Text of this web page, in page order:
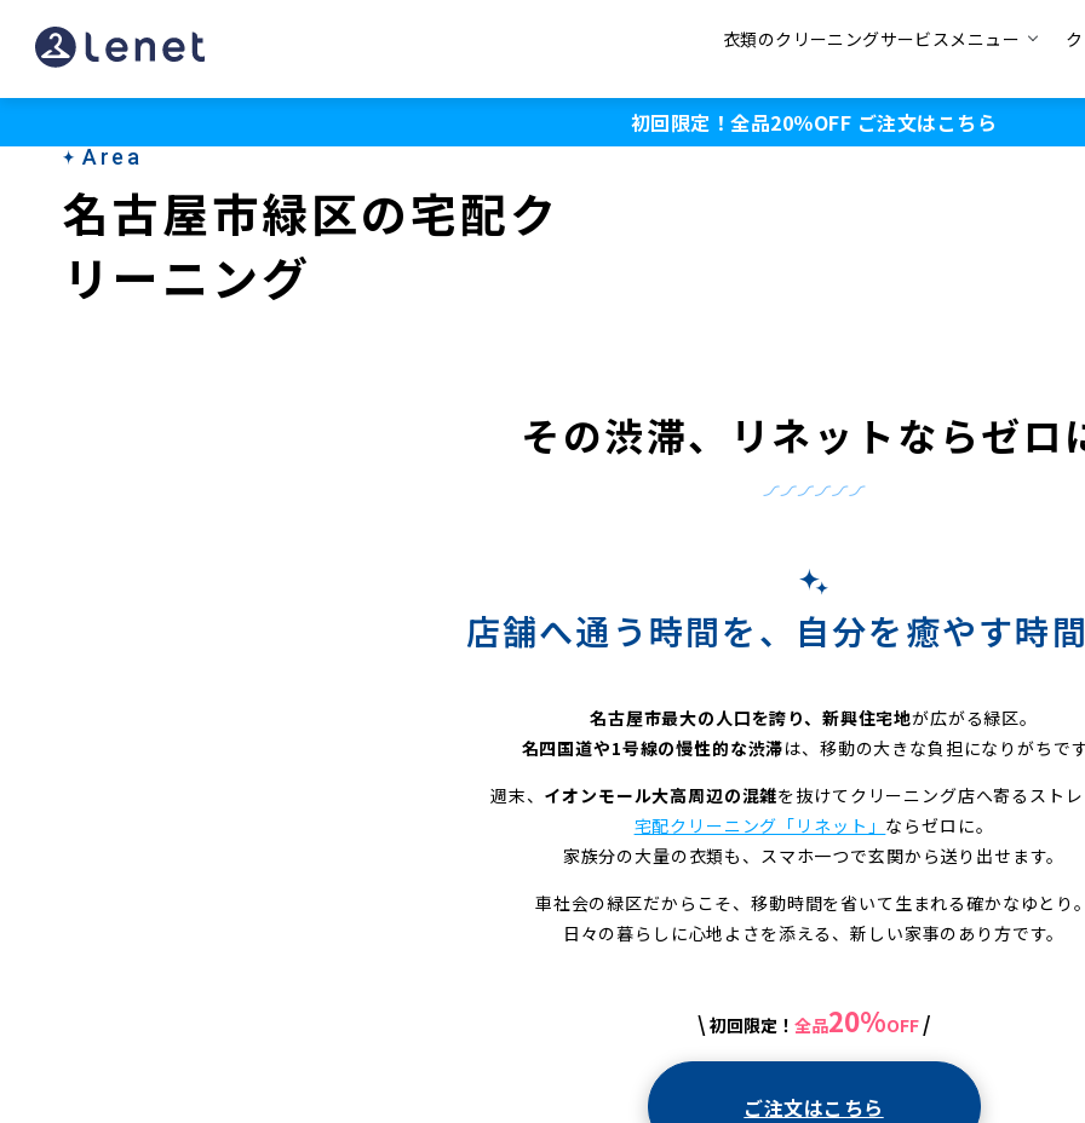
名
古
衣類のクリーニングサービスメニュー
初回限定！全品20％OFF ご注文はこちら
Area
名古屋市緑区の宅配ク
リーニング
その渋滞、リネットならゼロ
店舗へ通う時間を、自分を癒やす時
名古屋市最大の人口を誇り、新興住宅地が広がる緑区。
名四国道や1号線の慢性的な渋滞は、移動の大きな負担になりがちで
週末、 イオンモール大高周辺の混雑を抜けてクリーニング店へ寄るスト
宅配クリーニング「リネット」 ならゼロに。
家族分の大量の衣類も、スマホ一つで玄関から送り出せます。
車社会の緑区だからこそ、移動時間を省いて生まれる確かなゆとり
日々の暮らしに心地よさを添える、新しい家事のあり方です。
\ 初回限定！ 全品20%OFF /
ご注文はこちら